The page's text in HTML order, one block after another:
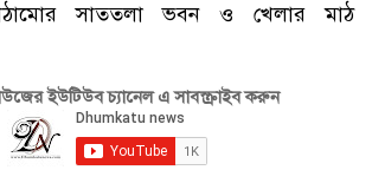
সাততলা ভবন ও খেলার মাঠ
ইউটিউব চ্যানেল এ সাবস্ক্রাইব করুন